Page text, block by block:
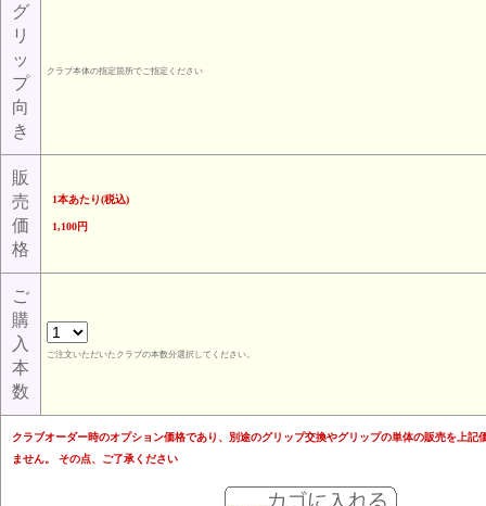
グ
リ
ッ
プ
向
き
クラブ本体の指定箇所でご指定ください
販
売
価
格
1本あたり(税込)
1,100円
ご
購
入
本
数
ご注文いただいたクラブの本数分選択してください。
クラブオーダー時のオプション価格であり、別途のグリップ交換やグリップの単体の販売を上記
ません。 その点、ご了承ください